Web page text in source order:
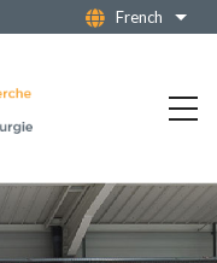
French